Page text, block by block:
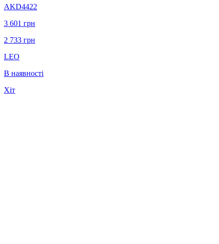
AKD4422
3 601 грн
2 733 грн
LEO
В наявності
Хіт